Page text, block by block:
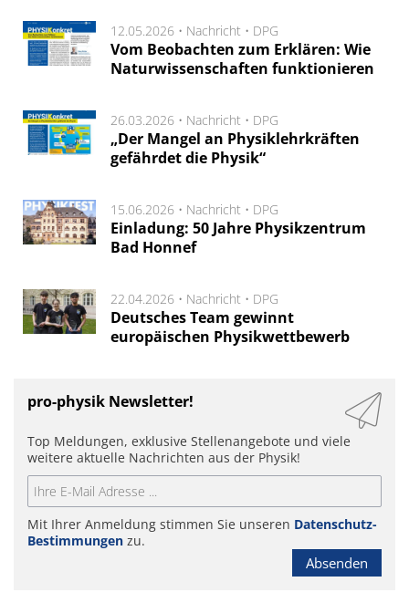
12.05.2026 • Nachricht • DPG
Vom Beobachten zum Erklären: Wie
Naturwissenschaften funktionieren
26.03.2026 • Nachricht • DPG
„Der Mangel an Physiklehrkräften
gefährdet die Physik“
15.06.2026 • Nachricht • DPG
Einladung: 50 Jahre Physikzentrum
Bad Honnef
22.04.2026 • Nachricht • DPG
Deutsches Team gewinnt
europäischen Physikwettbewerb
pro-physik Newsletter!
Top Meldungen, exklusive Stellenangebote und viele
weitere aktuelle Nachrichten aus der Physik!
Mit Ihrer Anmeldung stimmen Sie unseren Datenschutz-
Bestimmungen zu.
Absenden